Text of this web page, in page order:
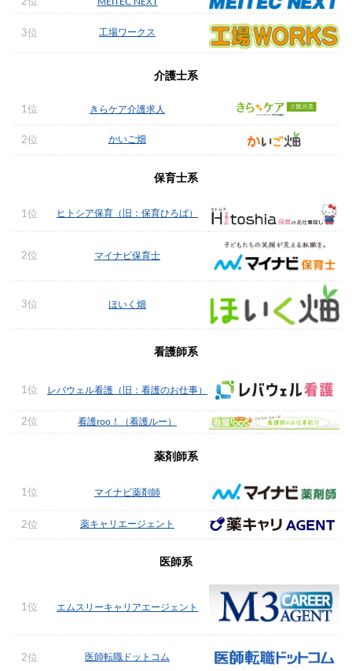
3位 工場ワークス
介護士系
1位 きらケア介護求人
2位 かいご畑
保育士系
1位 ヒトシア保育（旧：保育ひろば）
2位 マイナビ保育士
3位 ほいく畑
看護師系
1位 レバウェル看護（旧：看護のお仕事）
2位 看護roo！（看護ルー）
薬剤師系
1位 マイナビ薬剤師
2位 薬キャリエージェント
医師系
1位 エムスリーキャリアエージェント
2位 医師転職ドットコム